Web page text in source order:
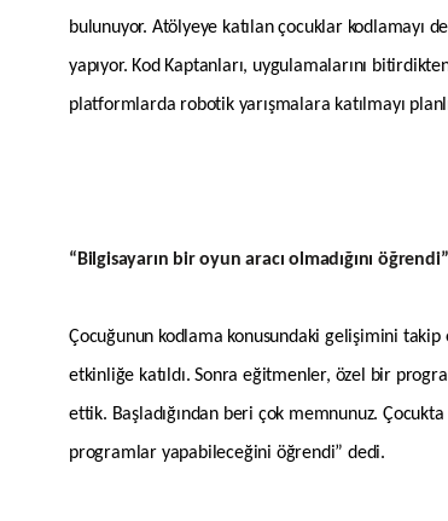
bulunuyor. Atölyeye katılan çocuklar
yapıyor. Kod Kaptanları, uygulamalarını
platformlarda robotik yarışmalara katılmayı
“Bilgisayarın bir oyun aracı olmadığını öğrendi”
Çocuğunun kodlama konusundaki gelişimini
etkinliğe katıldı. Sonra eğitmenler, özel bir
ettik. Başladığından beri çok memnunuz.
programlar yapabileceğini öğrendi” dedi.